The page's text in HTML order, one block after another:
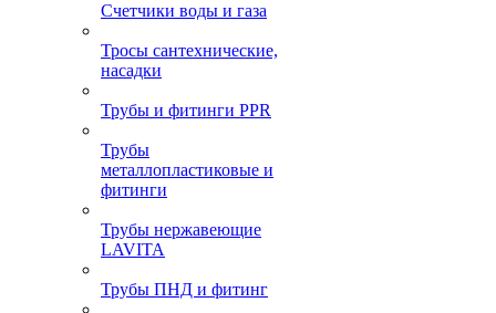
Счетчики воды и газа
Тросы сантехнические,
насадки
Трубы и фитинги PPR
Трубы
металлопластиковые и
фитинги
Трубы нержавеющие
LAVITA
Трубы ПНД и фитинг